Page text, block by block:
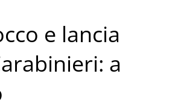
e lancia
a